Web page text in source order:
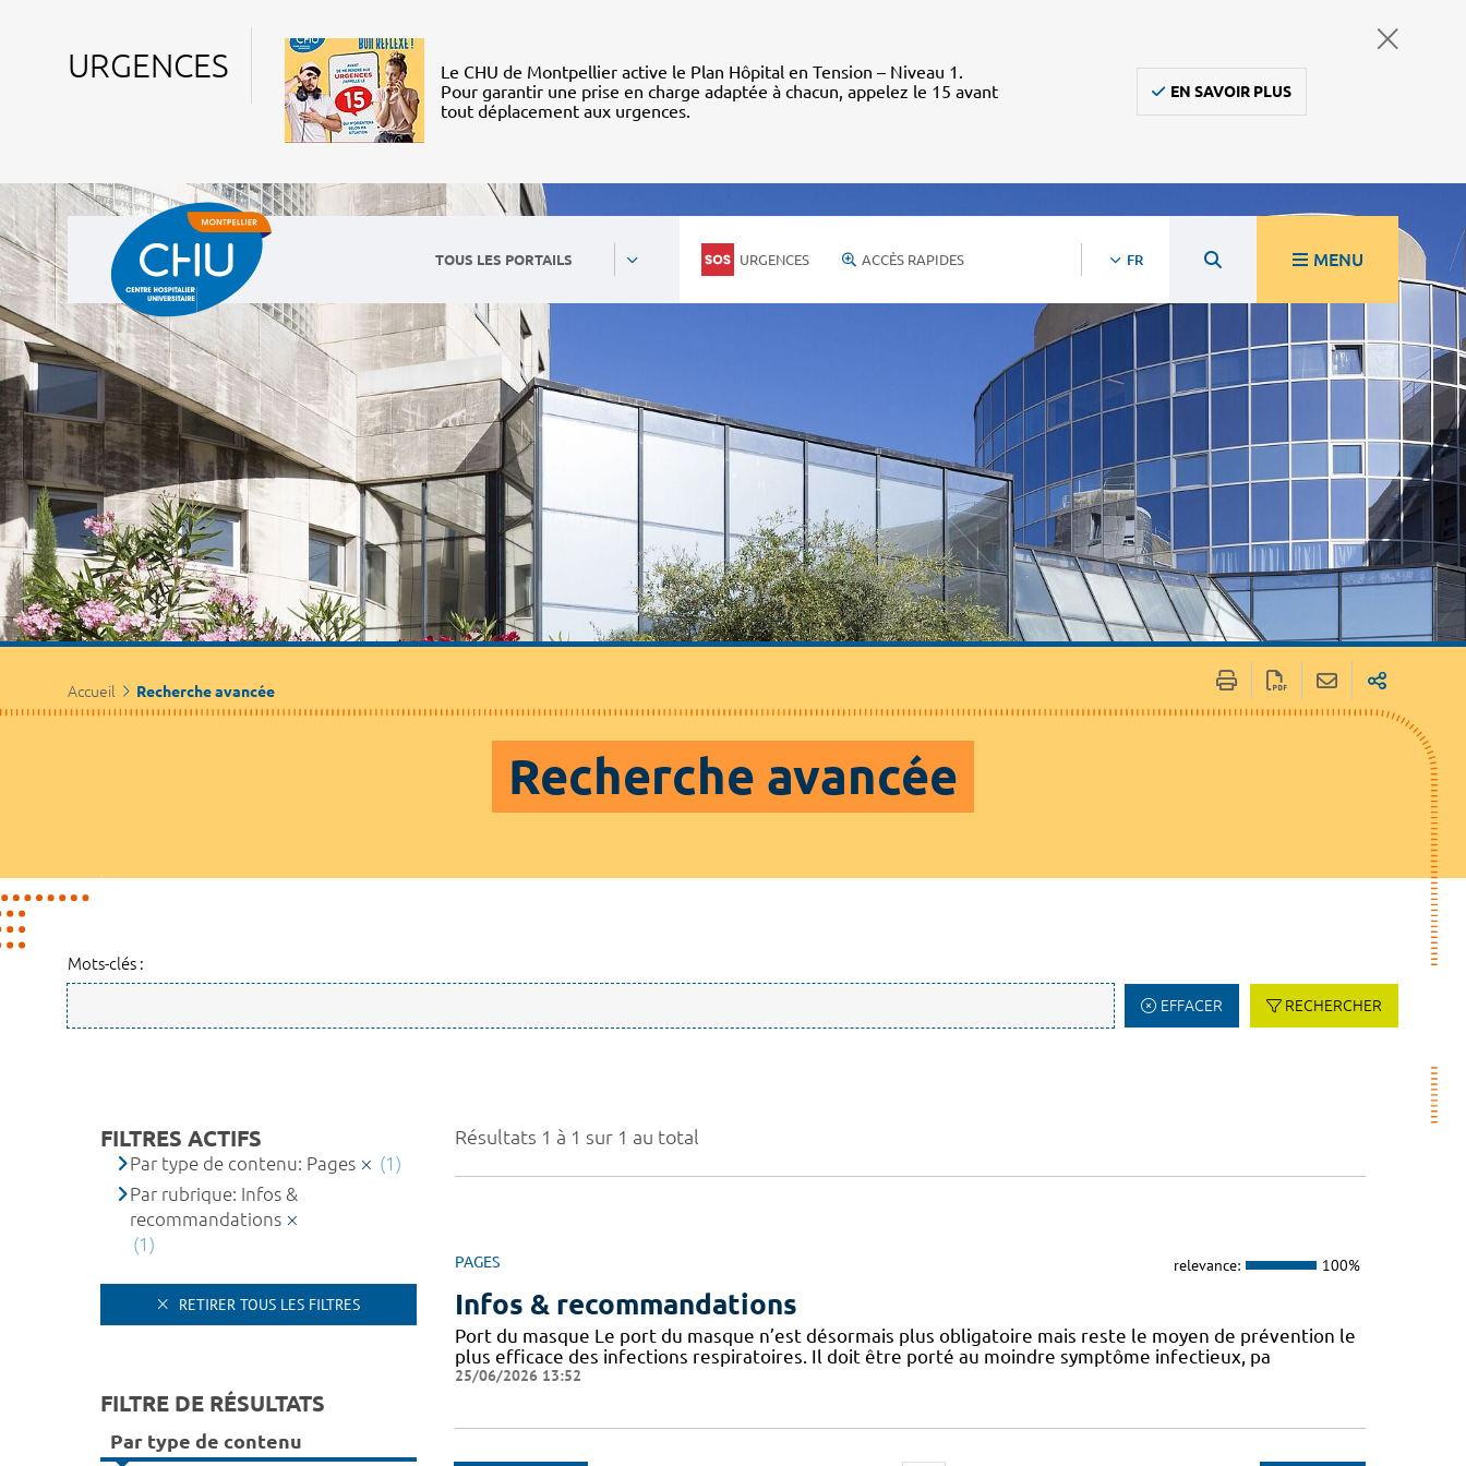
URGENCES
Le CHU de Montpellier active le Plan Hôpital en Tension – Niveau 1.
Pour garantir une prise en charge adaptée à chacun, appelez le 15 avant
tout déplacement aux urgences.
EN SAVOIR PLUS
TOUS LES PORTAILS URGENCES ACCÈS RAPIDES FR MENU
Accueil Recherche avancée
Recherche avancée
Mots-clés :
EFFACER RECHERCHER
Résultats 1 à 1 sur 1 au total
PAGES relevance: 100%
Infos & recommandations
Port du masque Le port du masque n’est désormais plus obligatoire mais reste le moyen de prévention le
plus efficace des infections respiratoires. Il doit être porté au moindre symptôme infectieux, pa
25/06/2026 13:52
FILTRES ACTIFS
Par type de contenu: Pages
(1)
Par rubrique: Infos &
recommandations
(1)
RETIRER TOUS LES FILTRES
FILTRE DE RÉSULTATS
Par type de contenu